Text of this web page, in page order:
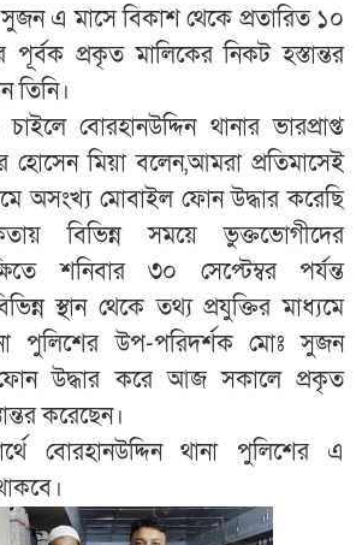
এ মাসে বিকাশ থেকে প্রতারিত ১০
পূর্বক প্রকৃত মালিকের নিকট হস্তান্তর
তিনি।
বোরহানউদ্দিন থানার ভারপ্রাপ্ত
হোসেন মিয়া বলেন,আমরা প্রতিমাসেই
অসংখ্য মোবাইল ফোন উদ্ধার করেছি
বিভিন্ন সময়ে ভুক্তভোগীদের
শনিবার ৩০ সেপ্টেম্বর পর্যন্ত
স্থান থেকে তথ্য প্রযুক্তির মাধ্যমে
পুলিশের উপ-পরিদর্শক মোঃ সুজন
উদ্ধার করে আজ সকালে প্রকৃত
করেছেন।
বোরহানউদ্দিন থানা পুলিশের এ